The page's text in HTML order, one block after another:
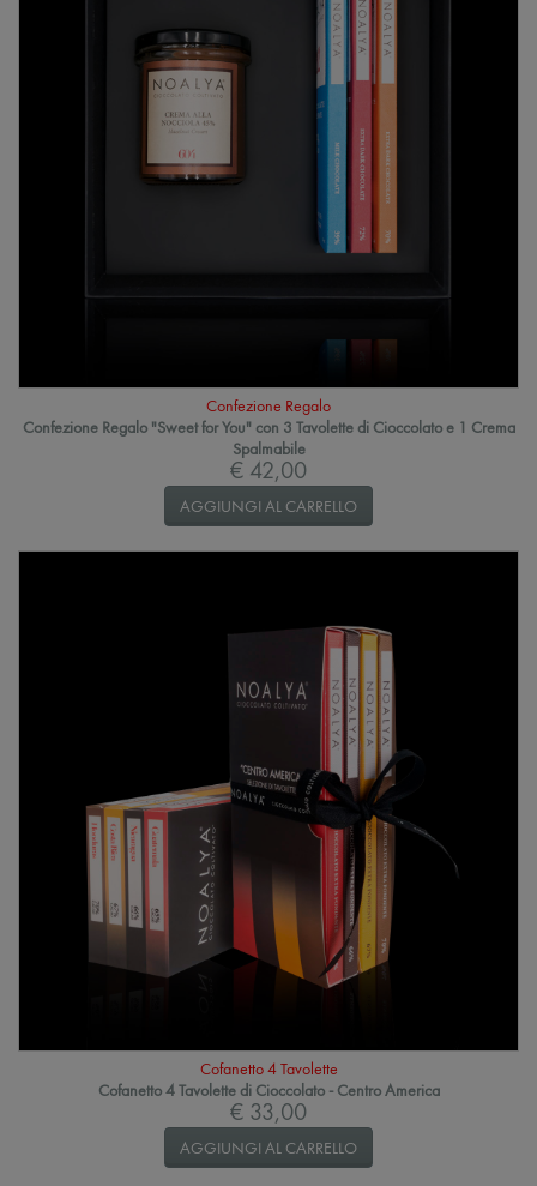
Confezione Regalo
Confezione Regalo "Sweet for You" con 3 Tavolette di Cioccolato e 1 Crema
Spalmabile
€ 42,00
AGGIUNGI AL CARRELLO
Cofanetto 4 Tavolette
Cofanetto 4 Tavolette di Cioccolato - Centro America
€ 33,00
AGGIUNGI AL CARRELLO